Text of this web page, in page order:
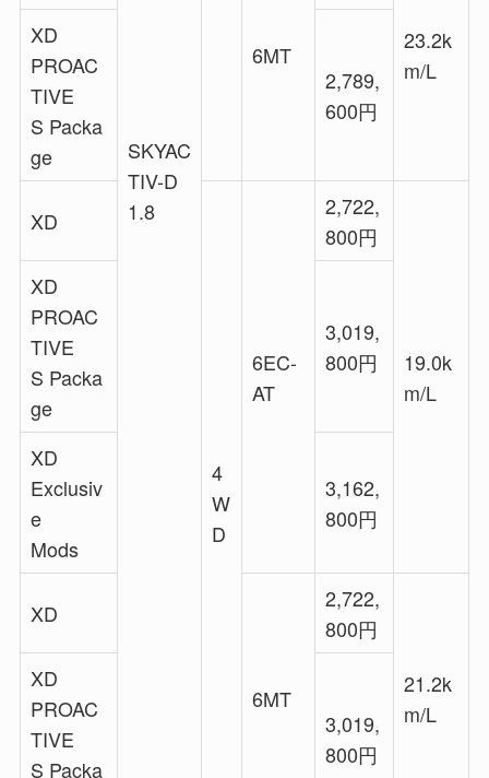
SKYAC
TIV-D
1.8
6MT
23.2k
m/L
XD
PROAC
TIVE
S Packa
ge
2,789,
600円
XD
4
W
D
6EC-
AT
2,722,
800円
19.0k
m/L
XD
PROAC
TIVE
S Packa
ge
3,019,
800円
XD
Exclusiv
e
Mods
3,162,
800円
XD
6MT
2,722,
800円
21.2k
m/L
XD
PROAC
TIVE
S Packa
3,019,
800円